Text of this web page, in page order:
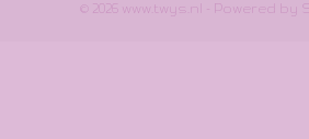
© 2026 www.twys.nl - Powered by